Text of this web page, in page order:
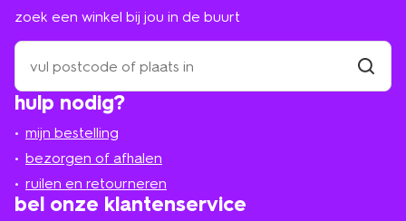
hulp nodig?
mijn bestelling
bezorgen of afhalen
ruilen en retourneren
bel onze klantenservice
zoek een winkel bij jou in de buurt
zoek
een
winkel
bij
in
de
buurt